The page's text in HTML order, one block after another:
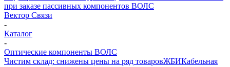
при заказе пассивных компонентов ВОЛС
Вектор Связи
-
Каталог
-
Оптические компоненты ВОЛС
Чистим склад: снижены цены на ряд товаровЖБИКабельная